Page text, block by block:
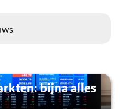
bijna alles